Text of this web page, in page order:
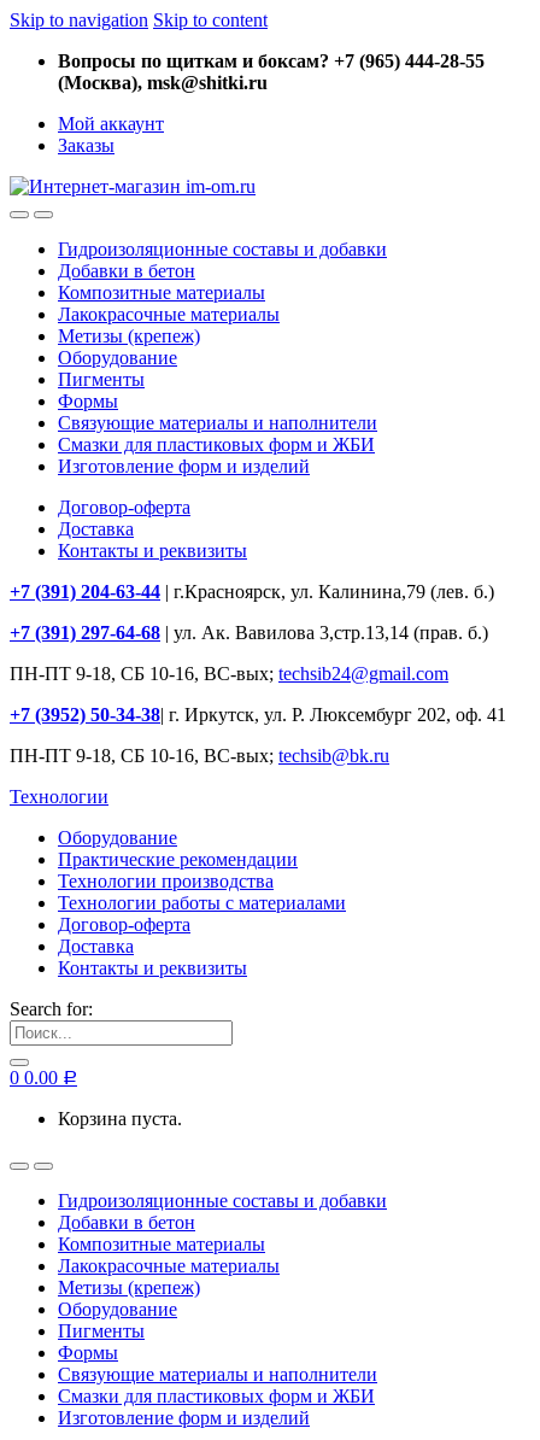
Skip to navigation Skip to content
Вопросы по щиткам и боксам? +7 (965) 444-28-55
(Москва), msk@shitki.ru
Мой аккаунт
Заказы
Гидроизоляционные составы и добавки
Добавки в бетон
Композитные материалы
Лакокрасочные материалы
Метизы (крепеж)
Оборудование
Пигменты
Формы
Связующие материалы и наполнители
Смазки для пластиковых форм и ЖБИ
Изготовление форм и изделий
Договор-оферта
Доставка
Контакты и реквизиты
+7 (391) 204-63-44 | г.Красноярск, ул. Калинина,79 (лев. б.)
+7 (391) 297-64-68 | ул. Ак. Вавилова 3,стр.13,14 (прав. б.)
ПН-ПТ 9-18, СБ 10-16, ВС-вых; techsib24@gmail.com
+7 (3952) 50-34-38| г. Иркутск, ул. Р. Люксембург 202, оф. 41
ПН-ПТ 9-18, СБ 10-16, ВС-вых; techsib@bk.ru
Технологии
Оборудование
Практические рекомендации
Технологии производства
Технологии работы с материалами
Договор-оферта
Доставка
Контакты и реквизиты
Search for:
0 0.00 Р
Корзина пуста.
Гидроизоляционные составы и добавки
Добавки в бетон
Композитные материалы
Лакокрасочные материалы
Метизы (крепеж)
Оборудование
Пигменты
Формы
Связующие материалы и наполнители
Смазки для пластиковых форм и ЖБИ
Изготовление форм и изделий